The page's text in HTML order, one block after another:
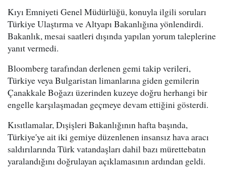
Kıyı Emniyeti Genel Müdürlüğü, konuyla ilgili soruları
Türkiye Ulaştırma ve Altyapı Bakanlığına yönlendirdi.
Bakanlık, mesai saatleri dışında yapılan yorum taleplerine
yanıt vermedi.
Bloomberg tarafından derlenen gemi takip verileri,
Türkiye veya Bulgaristan limanlarına giden gemilerin
Çanakkale Boğazı üzerinden kuzeye doğru herhangi bir
engelle karşılaşmadan geçmeye devam ettiğini gösterdi.
Kısıtlamalar, Dışişleri Bakanlığının hafta başında,
Türkiye'ye ait iki gemiye düzenlenen insansız hava aracı
saldırılarında Türk vatandaşları dahil bazı mürettebatın
yaralandığını doğrulayan açıklamasının ardından geldi.